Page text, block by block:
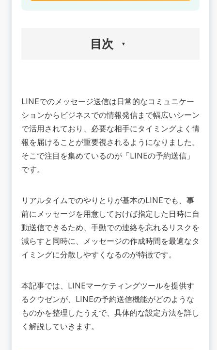
目次
ショートカット
予約送信for LINE
💡LINE予約送信のメリット
メリット① メッセージ業務の効率化
メリット② 日程の抜け漏れを防げる
メリット③ 顧客との関係を深められる
注意点① ショートカットでは写真・動画・スタ
ンプを送れない
注意点② 公式アカウントは特定の相手に送信で
きない
注意点③ Androidは公式アカウントでしか予約
送信できない
LINEでのメッセージ送信は日常的なコミュニケー
ションからビジネスでの情報発信まで幅広いシーン
で活用されており、必要な相手にタイミングよく情
報を届けることが重要視されるようになりました。
そこで注目を集めているのが「LINEの予約送信」
です。
リアルタイムでのやりとりが基本のLINEでも、事
前にメッセージを用意しておけば指定した日時に自
動送信できるため、手動での連絡を忘れるリスクを
減らすと同時に、メッセージの作成時間を最適なタ
イミングに分散しやすくなるのが特徴です。
本記事では、 LINEマーケティングツールを提供す
るクウゼンが、LINEの予約送信機能がどのような
ものかを整理したうえで、具体的な設定方法を詳し
く解説していきます。